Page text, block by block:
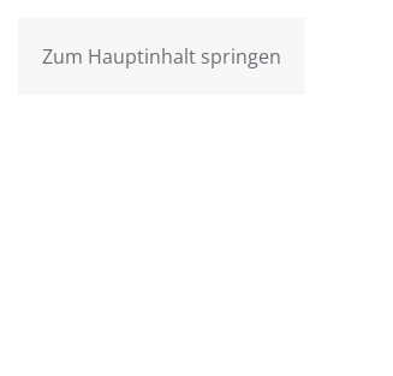
Zum Hauptinhalt springen